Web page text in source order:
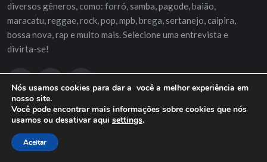
diversos gêneros, como: forró, samba, pagode, baião,
maracatu, reggae, rock, pop, mpb, brega, sertanejo, caipira,
bossa nova, rap e muito mais. Selecione uma entrevista e
divirta-se!
APOIE A REVISTA
Doação por PIX para apoiar o trabalho da RitmoMelodia
Nós usamos cookies para dar a você a melhor experiência em
nosso site.
Você pode encontrar mais informações sobre cookies que nós
usamos ou desativar aqui settings.
Aceitar